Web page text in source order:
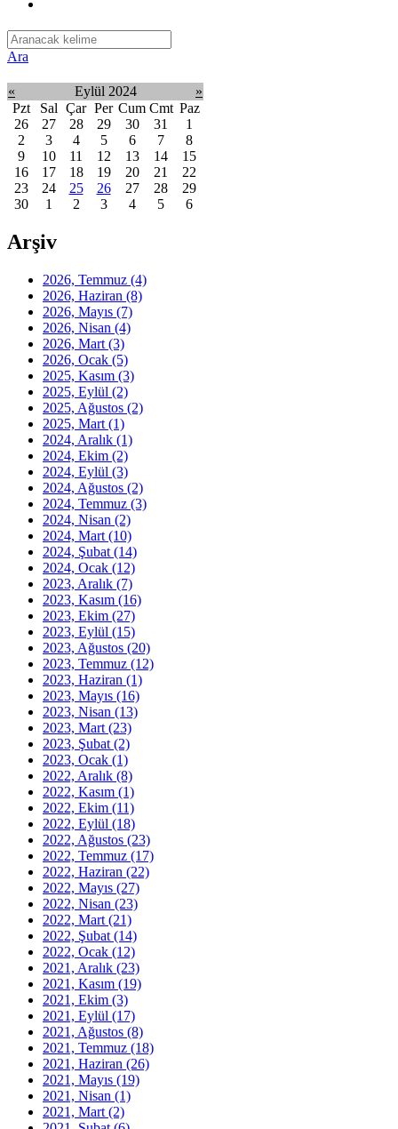
Ara
« Eylül 2024
»
Pzt
Sal Çar Per Cum Cmt Paz
26
27 28 29 30 31
1
2
3 4 5 6 7
8
9
10 11 12 13 14
15
16
17 18 19 20 21
22
23
24 25 26 27 28
29
30
1 2 3 4 5 6
Arşiv
2026, Temmuz (4)
2026, Haziran (8)
2026, Mayıs (7)
2026, Nisan (4)
2026, Mart (3)
2026, Ocak (5)
2025, Kasım (3)
2025, Eylül (2)
2025, Ağustos (2)
2025, Mart (1)
2024, Aralık (1)
2024, Ekim (2)
2024, Eylül (3)
2024, Ağustos (2)
2024, Temmuz (3)
2024, Nisan (2)
2024, Mart (10)
2024, Şubat (14)
2024, Ocak (12)
2023, Aralık (7)
2023, Kasım (16)
2023, Ekim (27)
2023, Eylül (15)
2023, Ağustos (20)
2023, Temmuz (12)
2023, Haziran (1)
2023, Mayıs (16)
2023, Nisan (13)
2023, Mart (23)
2023, Şubat (2)
2023, Ocak (1)
2022, Aralık (8)
2022, Kasım (1)
2022, Ekim (11)
2022, Eylül (18)
2022, Ağustos (23)
2022, Temmuz (17)
2022, Haziran (22)
2022, Mayıs (27)
2022, Nisan (23)
2022, Mart (21)
2022, Şubat (14)
2022, Ocak (12)
2021, Aralık (23)
2021, Kasım (19)
2021, Ekim (3)
2021, Eylül (17)
2021, Ağustos (8)
2021, Temmuz (18)
2021, Haziran (26)
2021, Mayıs (19)
2021, Nisan (1)
2021, Mart (2)